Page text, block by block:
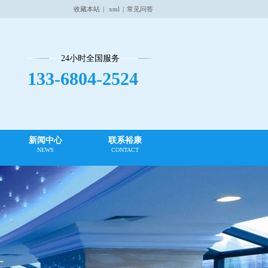
收藏本站 | xml | 常见问答
24小时全国服务
133-6804-2524
新闻中心
NEWS
联系裕康
CONTACT